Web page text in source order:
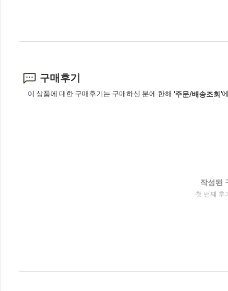
구매후기
이 상품에 대한 구매후기는 구매하신 분에 한해 '주문/배송조회'
작성된
첫 번째 후